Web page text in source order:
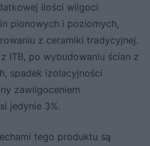
ilości wilgoci
pionowych i poziomych,
z ceramiki tradycyjnej.
ITB, po wybudowaniu ścian z
spadek izolacyjności
zawilgoceniem
jedynie 3%.
tego produktu są